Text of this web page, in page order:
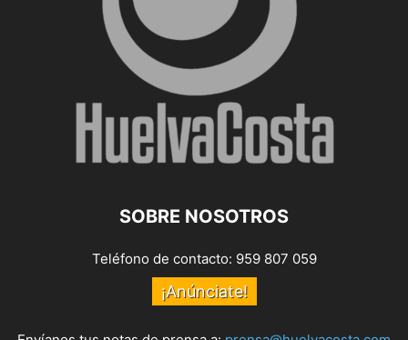
SOBRE NOSOTROS
Teléfono de contacto: 959 807 059
¡Anúnciate!